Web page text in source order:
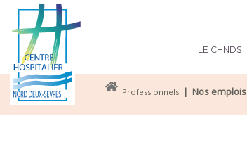
LE CHNDS
Professionnels | Nos emplois